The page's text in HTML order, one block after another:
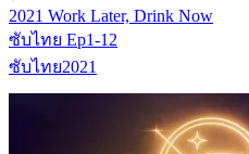
2021 Work Later, Drink Now
ซับไทย Ep1-12
ซับไทย2021